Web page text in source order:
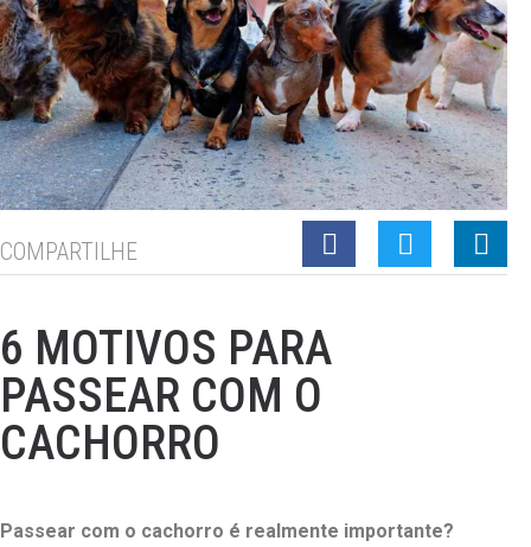
COMPARTILHE
6 MOTIVOS PARA
PASSEAR COM O
CACHORRO
Passear com o cachorro é realmente importante?